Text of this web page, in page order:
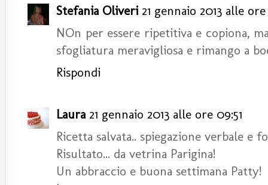
Stefania Oliveri 21 gennaio 2013 alle
NOn per essere ripetitiva e copiona,
sfogliatura meravigliosa e rimango a
Rispondi
Laura 21 gennaio 2013 alle ore 09:51
Ricetta salvata.. spiegazione verbale e
Risultato... da vetrina Parigina!
Un abbraccio e buona settimana Patty!